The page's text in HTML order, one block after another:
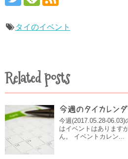
タイのイベント
Related posts
今週のタイカレン
今週(2017.05.28-
はイベントはあります
ん。 イベントカレン...